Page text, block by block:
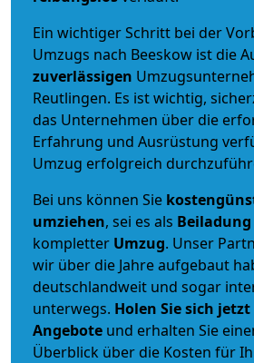
Ein wichtiger Schritt bei der
Umzugs nach Beeskow ist die
zuverlässigen
Reutlingen. Es ist wichtig,
das Unternehmen über die
Erfahrung und Ausrüstung
Umzug erfolgreich
Bei uns können Sie
umziehen, sei es als Beiladung
kompletter Umzug. Unser
wir über die Jahre aufgebaut
deutschlandweit und sogar
unterwegs. Holen Sie sich
Angebote und erhalten Sie
Überblick über die Kosten für